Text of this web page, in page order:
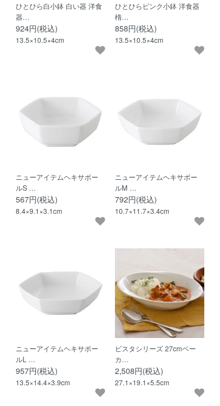
ひとひら白小鉢 白い器 洋食
器…
924円(税込)
13.5×10.5×4cm
ひとひらピンク小鉢 洋食器
楕…
858円(税込)
13.5×10.5×4cm
ニューアイテムヘキサボー
ルS …
567円(税込)
8.4×9.1×3.1cm
ニューアイテムヘキサボー
ルM …
792円(税込)
10.7×11.7×3.4cm
ニューアイテムヘキサボー
ルL …
957円(税込)
13.5×14.4×3.9cm
ビスタシリーズ 27cmベー
カ…
2,508円(税込)
27.1×19.1×5.5cm